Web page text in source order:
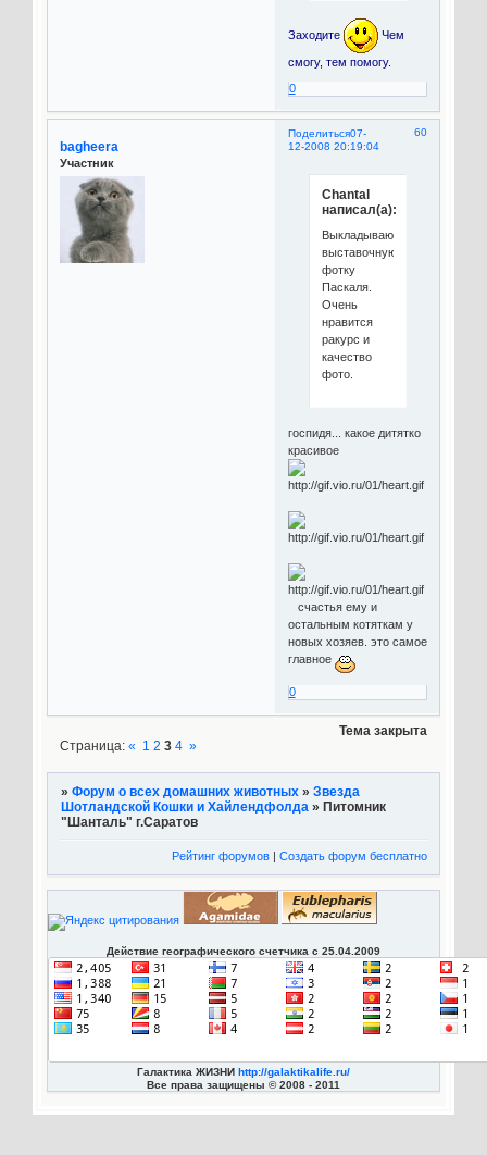
Заходите Чем
смогу, тем помогу.
0
Поделиться 60
07-
12-2008 20:19:04
bagheera
Участник
Chantal
написал(а):
Выкладываю
выставочную
фотку
Паскаля.
Очень
нравится
ракурс и
качество
фото.
госпидя... какое дитятко
красивое
счастья ему и
остальным котяткам у
новых хозяев. это самое
главное
0
Тема закрыта
Страница: « 1 2 3 4 »
» Форум о всех домашних животных » Звезда
Шотландской Кошки и Хайлендфолда » Питомник
"Шанталь" г.Саратов
Рейтинг форумов |Создать форум бесплатно
Действие географического счетчика с 25.04.2009
Галактика ЖИЗНИ http://galaktikalife.ru/
Все права защищены © 2008 - 2011